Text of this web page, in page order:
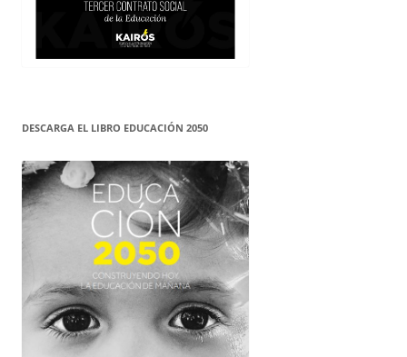
DESCARGA EL LIBRO EDUCACIÓN 2050